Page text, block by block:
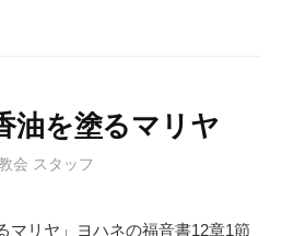
油を塗るマリヤ
会 スタッフ
マリヤ」ヨハネの福音書12章1節